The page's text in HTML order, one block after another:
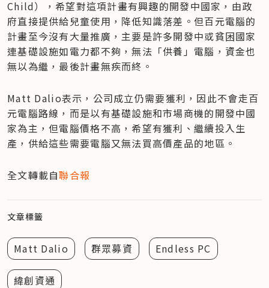
Child），希望對這項計畫有興趣的開發中國家，由政
府直接提供給兒童使用，降低知識落差。但百元電腦的
計畫至今沒有大量推廣，主要是許多開發中或貧困國家
連基礎設施如電力都不夠，無法「供養」電腦，資金也
無以為繼，最後計畫無疾而終。
Matt Dalio表示，公司成立仍需要獲利，因此不會走百
元電腦路線，而是以有基礎設施和市場商機的開發中國
家為主，但電腦價格不高，希望有獲利、繼續投入生
產，供給這些需要電腦又無法買高價產品的地區。
全文轉載自聯合報
文章標籤
Matt Dalio 群眾募資 Endless PC
緯創資通